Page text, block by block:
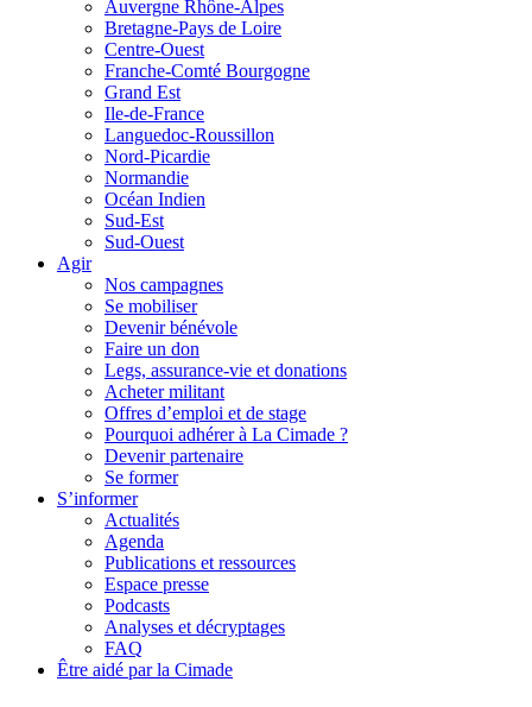
Auvergne Rhône-Alpes
Bretagne-Pays de Loire
Centre-Ouest
Franche-Comté Bourgogne
Grand Est
Ile-de-France
Languedoc-Roussillon
Nord-Picardie
Normandie
Océan Indien
Sud-Est
Sud-Ouest
Agir
Nos campagnes
Se mobiliser
Devenir bénévole
Faire un don
Legs, assurance-vie et donations
Acheter militant
Offres d’emploi et de stage
Pourquoi adhérer à La Cimade ?
Devenir partenaire
Se former
S’informer
Actualités
Agenda
Publications et ressources
Espace presse
Podcasts
Analyses et décryptages
FAQ
Être aidé par la Cimade